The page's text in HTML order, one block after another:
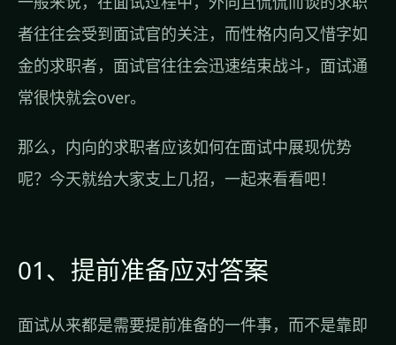
者往往会受到面试官的关注，而性格内向又惜字如
金的求职者，面试官往往会迅速结束战斗，面试通
常很快就会over。
那么，内向的求职者应该如何在面试中展现优势
呢？今天就给大家支上几招，一起来看看吧！
01、提前准备应对答案
面试从来都是需要提前准备的一件事，而不是靠即